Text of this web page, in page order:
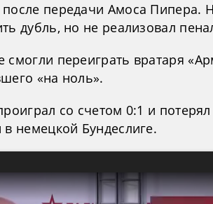
передачи Амоса Пипера.
дубль, но не реализовал
переиграть вратаря
«на ноль».
со счетом 0:1 и
немецкой Бундеслиге.